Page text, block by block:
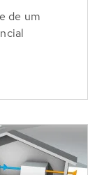
de um